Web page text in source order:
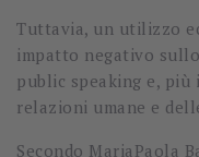
Tuttavia, un utilizzo
impatto negativo
public speaking e,
relazioni umane e
Secondo MariaPaola